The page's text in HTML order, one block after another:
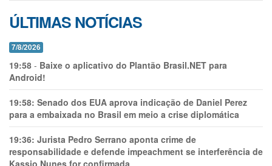
ÚLTIMAS NOTÍCIAS
7/8/2026
19:58 - Baixe o aplicativo do Plantão Brasil.NET para
Android!
19:58: Senado dos EUA aprova indicação de Daniel Perez
para a embaixada no Brasil em meio a crise diplomática
19:36: Jurista Pedro Serrano aponta crime de
responsabilidade e defende impeachment se interferência de